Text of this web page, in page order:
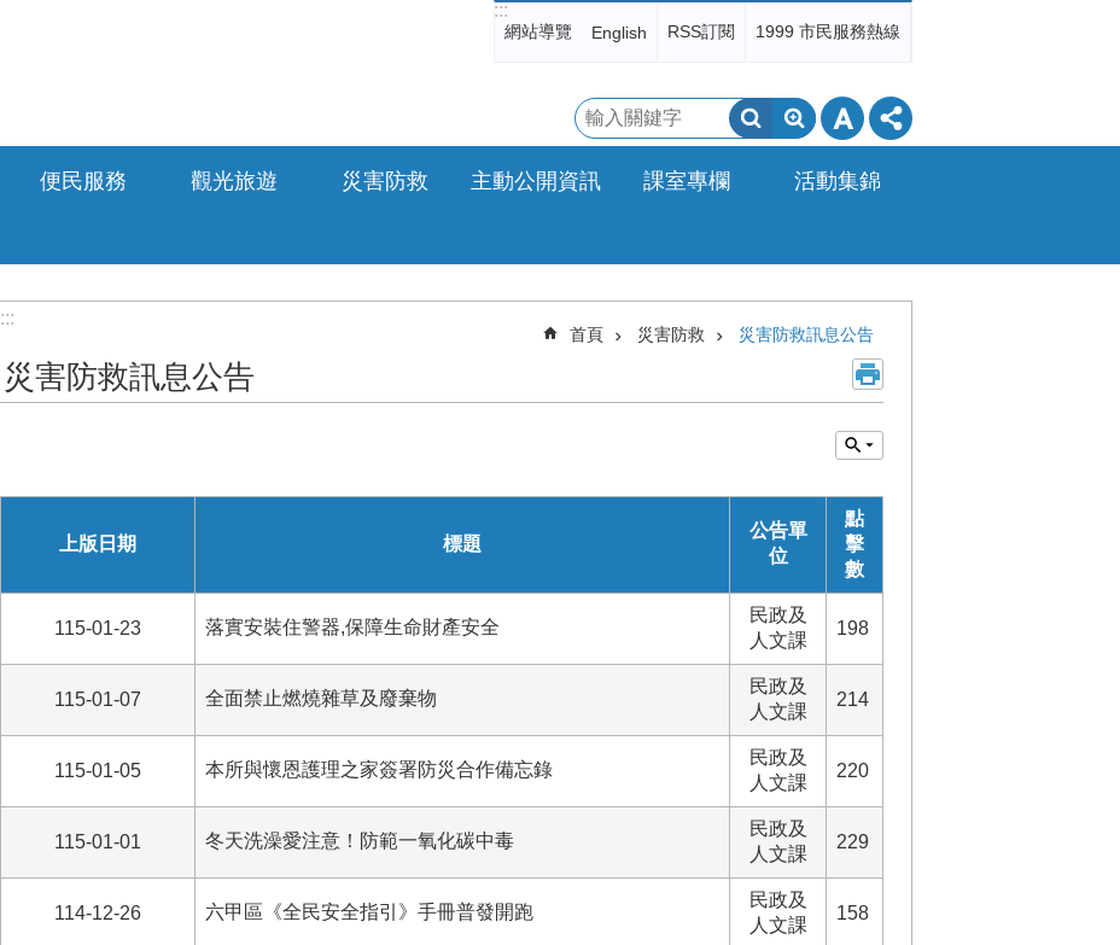
:::
網站導覽 English RSS訂閱 1999 市民服務熱線
搜
尋
便民服務 觀光旅遊 災害防救 主動公開資訊 課室專欄 活動集錦
:::
首頁 災害防救 災害防救訊息公告
災害防救訊息公告
上版日期 標題
公告單
位
點
擊
數
115-01-23 落實安裝住警器,保障生命財產安全
民政及
人文課
198
115-01-07 全面禁止燃燒雜草及廢棄物
民政及
人文課
214
115-01-05 本所與懷恩護理之家簽署防災合作備忘錄
民政及
人文課
220
115-01-01 冬天洗澡愛注意！防範一氧化碳中毒
民政及
人文課
229
114-12-26 六甲區《全民安全指引》手冊普發開跑
民政及
人文課
158